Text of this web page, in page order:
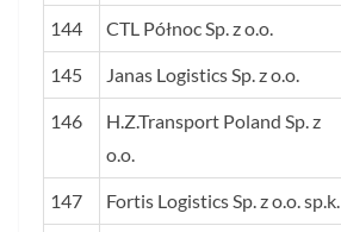
144 CTL Północ Sp. z o.o.
145 Janas Logistics Sp. z o.o.
146
H.Z.Transport Poland Sp. z
o.o.
147 Fortis Logistics Sp. z o.o. sp.k.